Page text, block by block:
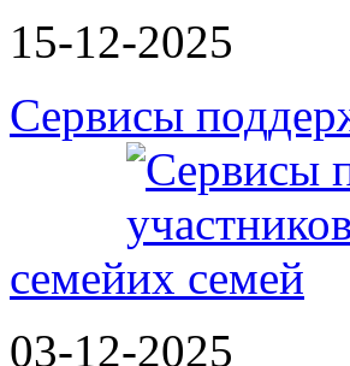
15-12-2025
Сервисы
семей
03-12-2025